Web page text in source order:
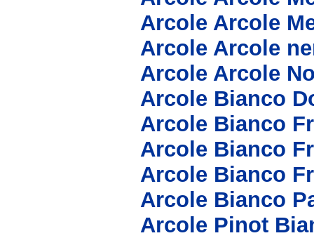
Arcole Arcole
Arcole Arcole
Arcole Arcole
Arcole Bianco
Arcole Bianco
Arcole Bianco
Arcole Bianco
Arcole Bianco
Arcole Pinot